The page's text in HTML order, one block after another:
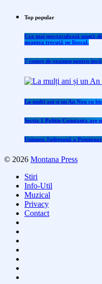
Top popular
Cea mai spectaculoasă nuntă
noaptea trecută pe litoral.
7 centre de examen pentru
La mulți ani și un An Nou cu
Sectia 1 Politie Constanta are
Uniunea Județeană a
© 2026 Montana Press
Stiri
Info-Util
Muzical
Privacy
Contact